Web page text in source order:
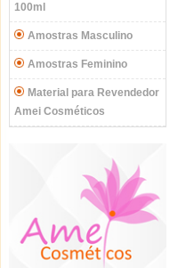
100ml
Amostras Masculino
Amostras Feminino
Material para Revendedor
Amei Cosméticos